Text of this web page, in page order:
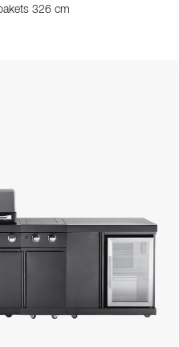
326 cm